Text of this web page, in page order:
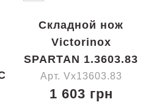
Складной нож
Victorinox
SPARTAN 1.3603.83
Арт. Vx13603.83
1 603 грн